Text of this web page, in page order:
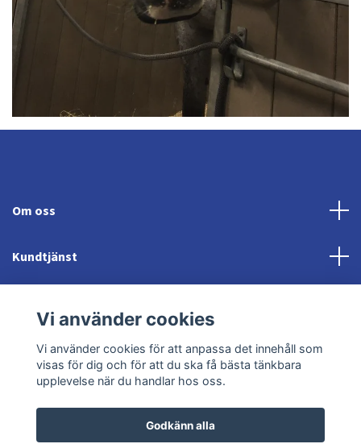
Om oss
Kundtjänst
Sociala medier
Vi använder cookies
Vi använder cookies för att anpassa det innehåll som
visas för dig och för att du ska få bästa tänkbara
upplevelse när du handlar hos oss.
Godkänn alla